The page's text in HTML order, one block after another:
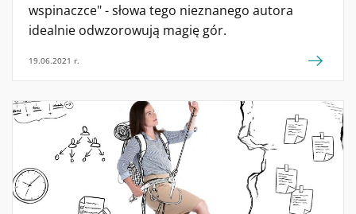
wspinaczce" - słowa tego nieznanego autora
idealnie odwzorowują magię gór.
19.06.2021 r.